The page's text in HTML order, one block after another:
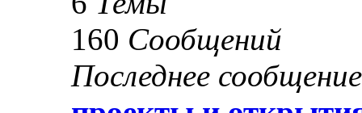
160 Сообщений
Последнее сообщение